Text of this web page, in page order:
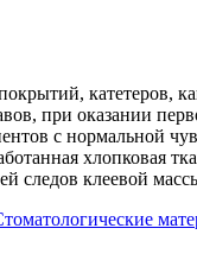
катетеров,
при оказании
с нормальной
хлопковая
следов клеевой